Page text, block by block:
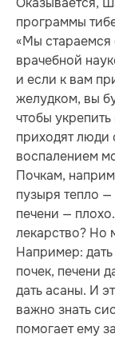
программы
«Мы стараемся
врачебной
и если к вам
желудком, вы
чтобы
приходят
воспалением
Почкам,
пузыря тепло
печени —
лекарство? Но
Например:
почек, печени
дать асаны. И
важно знать
помогает ему